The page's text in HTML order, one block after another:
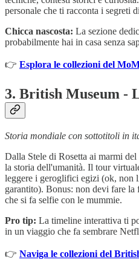
personale che ti racconta i segreti
Chicca nascosta: La sezione
probabilmente hai in casa senza
👉 Esplora le collezioni del
3. British Museum -
Storia mondiale con sottotitoli in
Dalla Stele di Rosetta ai marmi
la storia dell'umanità. Il tour
leggere i geroglifici egizi (ok, non
garantito). Bonus: non devi fare la
che si fa selfie con le mummie.
Pro tip: La timeline interattiva ti
in un viaggio che fa sembrare
👉 Naviga le collezioni del